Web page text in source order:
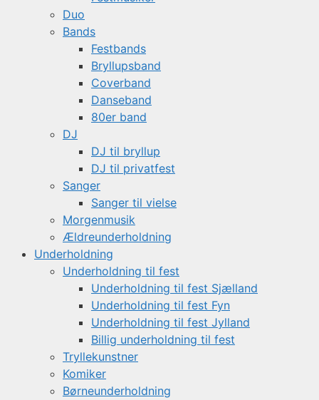
Duo
Bands
Festbands
Bryllupsband
Coverband
Danseband
80er band
DJ
DJ til bryllup
DJ til privatfest
Sanger
Sanger til vielse
Morgenmusik
Ældreunderholdning
Underholdning
Underholdning til fest
Underholdning til fest Sjælland
Underholdning til fest Fyn
Underholdning til fest Jylland
Billig underholdning til fest
Tryllekunstner
Komiker
Børneunderholdning